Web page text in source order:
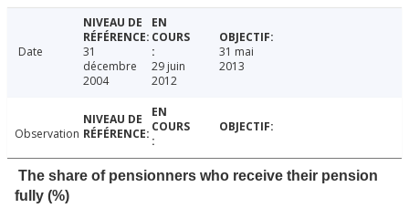
Date
31
décembre
2004
29 juin
2012
31 mai
2013
Observation
The share of pensionners who receive their pension
fully (%)